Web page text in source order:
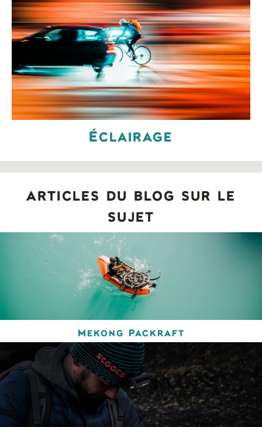
Éclairage
articles du blog sur le
sujet
Mekong Packraft